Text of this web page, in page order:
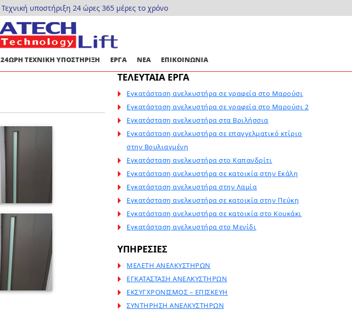
Τεχνική υποστήριξη 24 ώρες 365 μέρες το χρόνο
24ΩΡΗ ΤΕΧΝΙΚΗ ΥΠΟΣΤΗΡΙΞΗ ΕΡΓΑ ΝΕΑ ΕΠΙΚΟΙΝΩΝΙΑ
ΤΕΛΕΥΤΑΙΑ ΕΡΓΑ
Εγκατάσταση ανελκυστήρα σε γραφεία στο Μαρούσι
Εγκατάσταση ανελκυστήρα σε γραφεία στο Μαρούσι 2
Εγκατάσταση ανελκυστήρα στα Βριλήσσια
Εγκατάσταση ανελκυστήρα σε επαγγελματικό κτίριο
στην Βουλιαγμένη
Εγκατάσταση ανελκυστήρα στο Καπανδρίτι
Εγκατάσταση ανελκυστήρα σε κατοικία στην Εκάλη
Εγκατάσταση ανελκυστήρα στην Λαμία
Εγκατάσταση ανελκυστήρα σε κατοικία στην Πεύκη
Εγκατάσταση ανελκυστήρα σε κατοικία στο Κουκάκι
Εγκατάσταση ανελκυστήρα στο Μενίδι
ΥΠΗΡΕΣΙΕΣ
ΜΕΛΕΤΗ ΑΝΕΛΚΥΣΤΗΡΩΝ
ΕΓΚΑΤΑΣΤΑΣΗ ΑΝΕΛΚΥΣΤΗΡΩΝ
ΕΚΣΥΓΧΡΟΝΙΣΜΟΣ – ΕΠΙΣΚΕΥΗ
ΣΥΝΤΗΡΗΣΗ ΑΝΕΛΚΥΣΤΗΡΩΝ